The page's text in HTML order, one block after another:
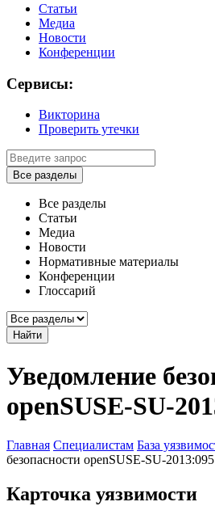
Статьи
Медиа
Новости
Конференции
Сервисы:
Викторина
Проверить утечки
Все разделы
Все разделы
Статьи
Медиа
Новости
Нормативные материалы
Конференции
Глоссарий
Найти
Уведомление
openSUSE-SU-
Главная Специалистам База
безопасности openSUSE-SU-
Карточка уязвимости